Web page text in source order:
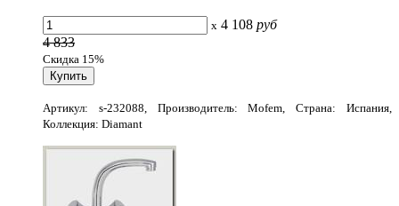
x 4 108 руб
4 833
Скидка 15%
Артикул: s-232088, Производитель: Mofem, Страна: Испания,
Коллекция: Diamant